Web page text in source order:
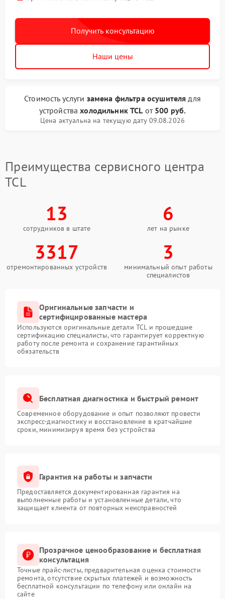
Получить консультацию
Наши цены
Стоимость услуги замена фильтра осушителя для
устройствахолодильник TCL от 500 руб.
Цена актуальна на текущую дату 09.08.2026
Преимущества сервисного центра
TCL
13
сотрудников в штате
6
лет на рынке
3317
отремонтированных устройств
3
минимальный опыт работы
специалистов
Оригинальные запчасти и
сертифицированные мастера
Используются оригинальные детали TCL и прошедшие
сертификацию специалисты, что гарантирует корректную
работу после ремонта и сохранение гарантийных
обязательств
Бесплатная диагностика и быстрый ремонт
Современное оборудование и опыт позволяют провести
экспресс-диагностику и восстановление в кратчайшие
сроки, минимизируя время без устройства
Гарантия на работы и запчасти
Предоставляется документированная гарантия на
выполненные работы и установленные детали, что
защищает клиента от повторных неисправностей
Прозрачное ценообразование и бесплатная
консультация
Точные прайс-листы, предварительная оценка стоимости
ремонта, отсутствие скрытых платежей и возможность
бесплатной консультации по телефону или онлайн на
сайте